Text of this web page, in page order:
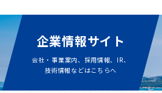
企業情報サイト
会社・事業案内、採用情報、IR、
技術情報などはこちらへ